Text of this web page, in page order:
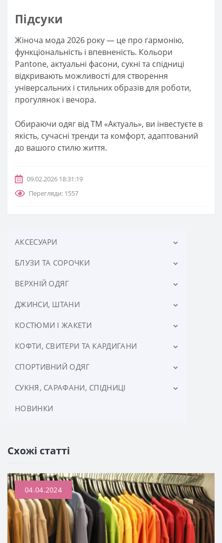
Підсуки
Жіноча мода 2026 року — це про гармонію,
функціональність і впевненість. Кольори
Pantone, актуальні фасони, сукні та спідниці
відкривають можливості для створення
універсальних і стильних образів для роботи,
прогулянок і вечора.
Обираючи одяг від ТМ «Актуаль», ви інвестуєте в
якість, сучасні тренди та комфорт, адаптований
до вашого стилю життя.
09.02.2026 18:31:19
Перегляди: 1557
АКСЕСУАРИ
ХУСТКИ
ШАРФИ
БЛУЗИ ТА СОРОЧКИ
БЛУЗИ
СОРОЧКИ ЖІНОЧІ
ВЕРХНІЙ ОДЯГ
ДУБЛЕНКИ ЖІНОЧІ
ЖИЛЕТИ ТЕПЛІ
КУРТКИ ЖІНОЧІ
ПАЛЬТО ЖІНОЧЕ
ПЛАЩІ ЖІНОЧІ
ДЖИНСИ, ШТАНИ
БРЮКИ ЖІНОЧІ
ЛЕГГІНСИ, ЛОСИНИ ЖІНОЧІ
ШОРТИ ЖІНОЧІ
КОСТЮМИ І ЖАКЕТИ
ЖАКЕТИ ЖІНОЧІ
КОСТЮМИ ЖІНОЧІ
КОФТИ, СВИТЕРИ ТА КАРДИГАНИ
ВОДОЛАЗКИ ЖІНОЧІ
ДЖЕМПЕРИ ЖІНОЧІ
СВІТШОТИ ЖІНОЧІ
СПОРТИВНИЙ ОДЯГ
СПОРТИВНІ КОСТЮМИ ЖІНОЧІ
СПОРТИВНІ ШОРТИ, ВЕЛОСИПЕДКИ ЖІНОЧІ
СУКНЯ, САРАФАНИ, СПIДНИЦI
САРАФАНИ ЖІНОЧІ
СУКНІ ЖІНОЧІ
НОВИНКИ
Схожі статті
04.04.2024